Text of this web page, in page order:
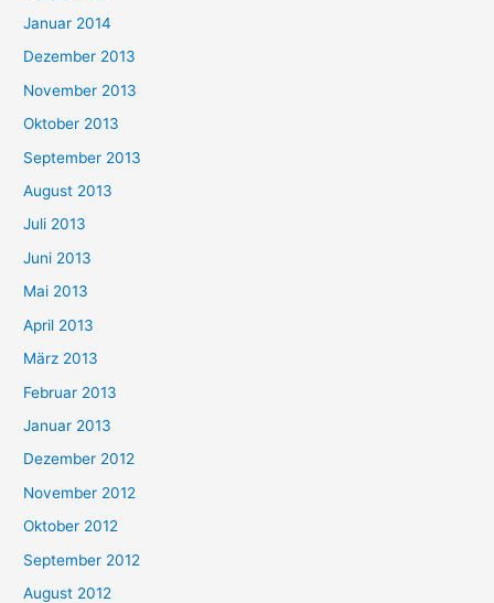
Januar 2014
Dezember 2013
November 2013
Oktober 2013
September 2013
August 2013
Juli 2013
Juni 2013
Mai 2013
April 2013
März 2013
Februar 2013
Januar 2013
Dezember 2012
November 2012
Oktober 2012
September 2012
August 2012